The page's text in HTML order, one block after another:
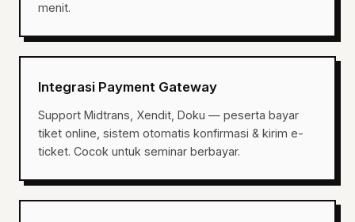
menit.
Integrasi Payment Gateway
Support Midtrans, Xendit, Doku — peserta bayar
tiket online, sistem otomatis konfirmasi & kirim e-
ticket. Cocok untuk seminar berbayar.